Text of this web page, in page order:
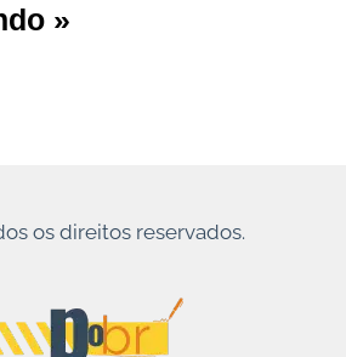
»
os direitos reservados.